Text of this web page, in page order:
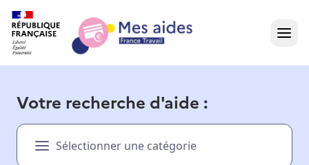
Présentation vidéo
Votre recherche d'aide :
Sélectionner une catégorie